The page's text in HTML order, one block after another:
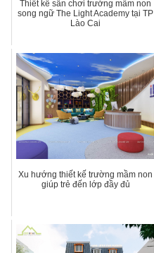
Thiết kế sân chơi trường mầm non
song ngữ The Light Academy tại TP
Lào Cai
Xu hướng thiết kế trường mầm non
giúp trẻ đến lớp đầy đủ